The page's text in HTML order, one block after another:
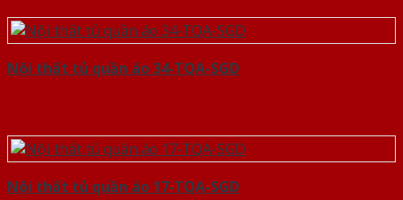
Nội thất tủ quần áo 34-TQA-SGD
Nội thất tủ quần áo 17-TQA-SGD